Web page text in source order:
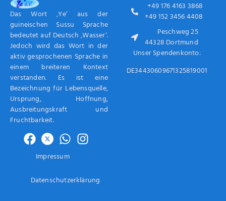
Das Wort ‚Ye‘ aus der
guineischen Sussu Sprache
bedeutet auf Deutsch ‚Wasser‘.
Jedoch wird das Wort in der
aktiv gesprochenen Sprache in
einem breiteren Kontext
verstanden. Es ist eine
Bezeichnung für Lebensquelle,
Ursprung, Hoffnung,
Ausbreitungskraft und
Fruchtbarkeit.
Impressum
Datenschutzerklärung
+49 176 4163 3868
+49 152 3456 4408
Peschweg 25
44328 Dortmund
Unser Spendenkonto:
DE34430609671325819001